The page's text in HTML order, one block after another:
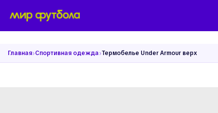
Главная›Спортивная одежда›Термобелье Under Armour верх